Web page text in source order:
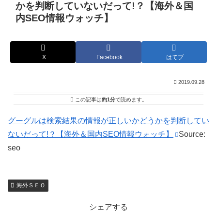
かを判断していないだって!？【海外＆国
内SEO情報ウォッチ】
X Facebook はてブ
2019.09.28
この記事は約1分で読めます。
グーグルは検索結果の情報が正しいかどうかを判断してい
ないだって!？【海外＆国内SEO情報ウォッチ】
Source:
seo
海外ＳＥＯ
シェアする